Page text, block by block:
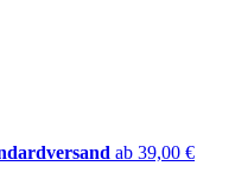
ab 39,00 €